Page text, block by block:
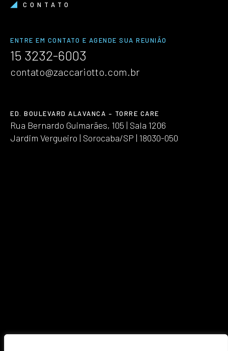
CONTATO
ENTRE EM CONTATO E AGENDE SUA REUNIÃO
15 3232-6003
contato@zaccariotto.com.br
ED. BOULEVARD ALAVANCA – TORRE CARE
Rua Bernardo Guimarães, 105 | Sala 1206
Jardim Vergueiro | Sorocaba/SP | 18030-050